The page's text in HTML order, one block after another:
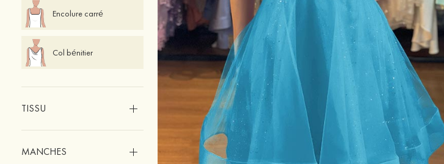
Encolure carré
Col bénitier
TISSU
MANCHES